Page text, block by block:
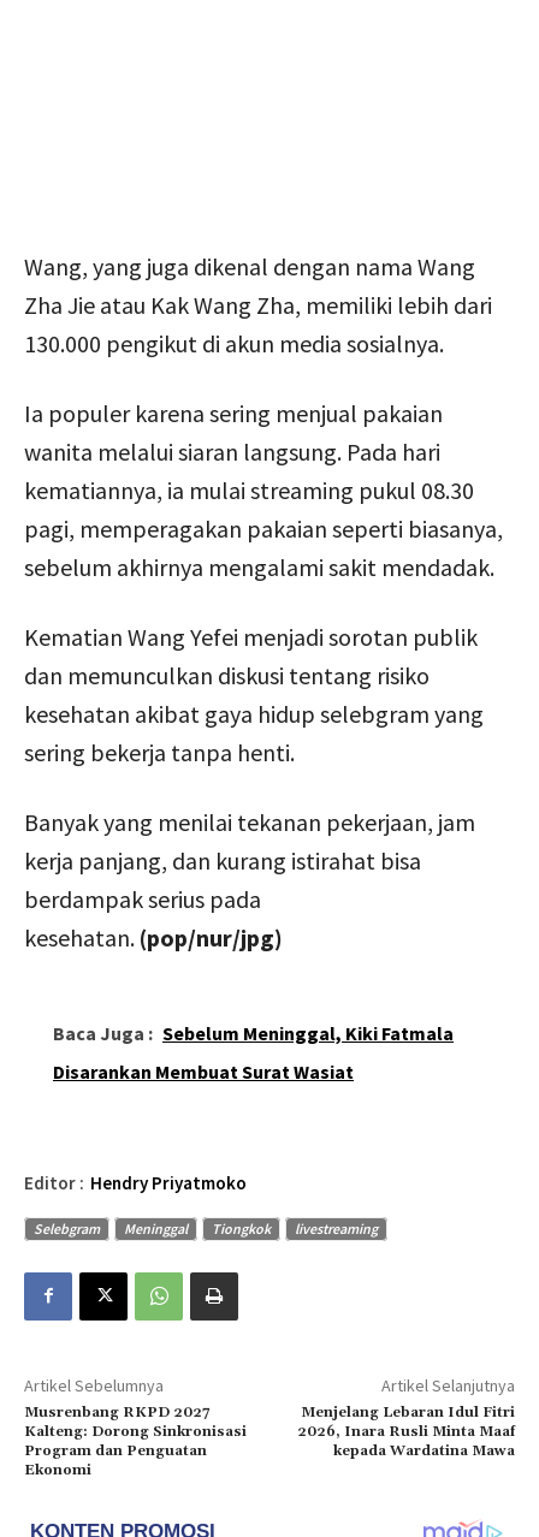
Wang, yang juga dikenal dengan nama Wang
Zha Jie atau Kak Wang Zha, memiliki lebih dari
130.000 pengikut di akun media sosialnya.
Ia populer karena sering menjual pakaian
wanita melalui siaran langsung. Pada hari
kematiannya, ia mulai streaming pukul 08.30
pagi, memperagakan pakaian seperti biasanya,
sebelum akhirnya mengalami sakit mendadak.
Kematian Wang Yefei menjadi sorotan publik
dan memunculkan diskusi tentang risiko
kesehatan akibat gaya hidup selebgram yang
sering bekerja tanpa henti.
Banyak yang menilai tekanan pekerjaan, jam
kerja panjang, dan kurang istirahat bisa
berdampak serius pada
kesehatan. (pop/nur/jpg)
Baca Juga : Sebelum Meninggal, Kiki Fatmala
Disarankan Membuat Surat Wasiat
Editor : Hendry Priyatmoko
Selebgram Meninggal Tiongkok livestreaming
Artikel Sebelumnya
Musrenbang RKPD 2027
Kalteng: Dorong Sinkronisasi
Program dan Penguatan
Ekonomi
Artikel Selanjutnya
Menjelang Lebaran Idul Fitri
2026, Inara Rusli Minta Maaf
kepada Wardatina Mawa